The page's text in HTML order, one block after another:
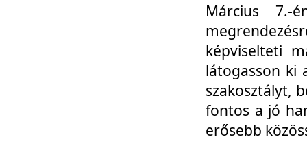
Március 7.-
képviselteti
látogasson ki
szakosztályt,
fontos a jó
erősebb